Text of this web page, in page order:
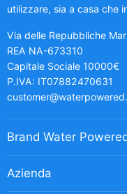
utilizzare, sia a casa che
Via delle Repubbliche
REA NA-673310
Capitale Sociale 10000€
P.IVA: IT07882470631
Brand Water
Azienda